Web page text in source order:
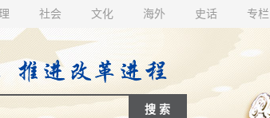
社会 文化 海外 史话 专栏